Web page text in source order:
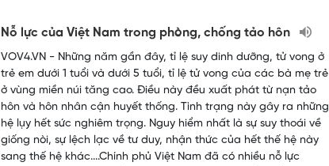
Nỗ lực của Việt Nam trong phòng, chống tảo hôn
VOV4.VN - Những năm gần đây, tỉ lệ suy dinh dưỡng, tử vong ở
trẻ em dưới 1 tuổi và dưới 5 tuổi, tỉ lệ tử vong của các bà mẹ trẻ
ở vùng miền núi tăng cao. Điều này đều xuất phát từ nạn tảo
hôn và hôn nhân cận huyết thống. Tình trạng này gây ra những
hệ lụy hết sức nghiêm trọng. Nguy hiểm nhất là sự suy thoái về
giống nòi, sự lệch lạc về tư duy, nhận thức của hết thế hệ này
sang thế hệ khác....Chính phủ Việt Nam đã có nhiều nỗ lực